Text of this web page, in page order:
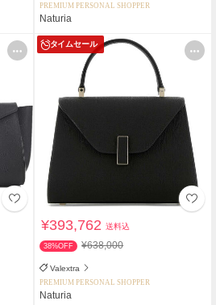
PREMIUM PERSONAL SHOPPER
Naturia
タイムセール
¥393,762送料込
38%OFF ¥638,000
Valextra
PREMIUM PERSONAL SHOPPER
Naturia